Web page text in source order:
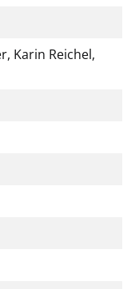
Karin Reichel,